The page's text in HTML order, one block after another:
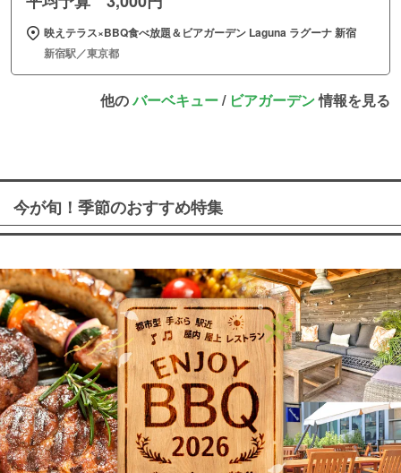
映えテラス×BBQ食べ放題＆ビアガーデン Laguna ラグーナ 新宿
新宿駅／東京都
他のバーベキュー/ ビアガーデン情報を見る
今が旬！季節のおすすめ特集